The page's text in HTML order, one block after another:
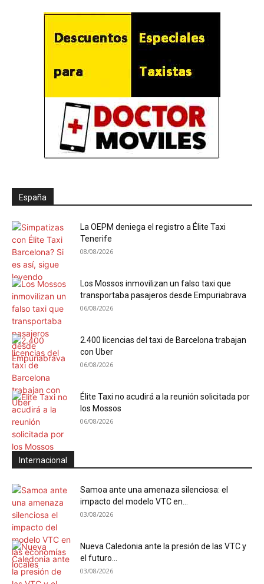
España
La OEPM deniega el registro a Élite Taxi
Tenerife
08/08/2026
Los Mossos inmovilizan un falso taxi que
transportaba pasajeros desde Empuriabrava
06/08/2026
2.400 licencias del taxi de Barcelona trabajan
con Uber
06/08/2026
Élite Taxi no acudirá a la reunión solicitada por
los Mossos
06/08/2026
Internacional
Samoa ante una amenaza silenciosa: el
impacto del modelo VTC en...
03/08/2026
Nueva Caledonia ante la presión de las VTC y
el futuro...
03/08/2026